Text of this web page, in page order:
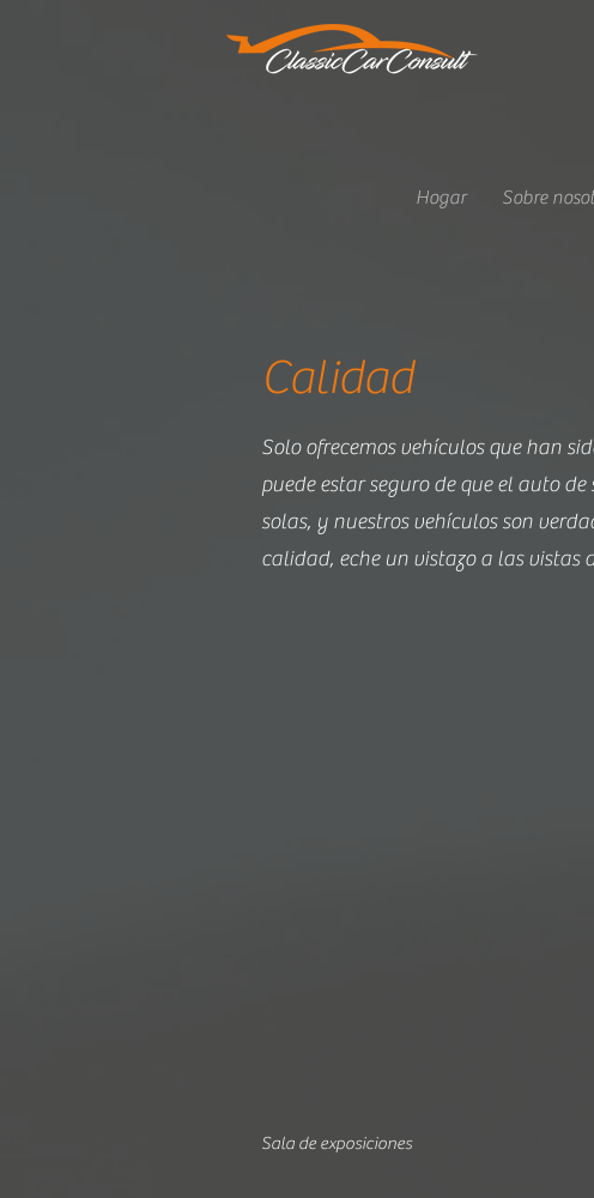
Hogar Sobre
Calidad
Solo ofrecemos vehículos que han
puede estar seguro de que el auto
solas, y nuestros vehículos son
calidad, eche un vistazo a las vistas
Sala de exposiciones